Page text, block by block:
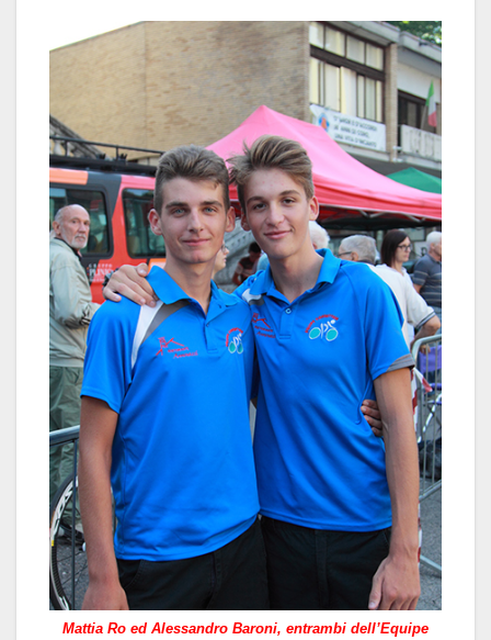
Mattia Ro ed Alessandro Baroni, entrambi dell’Equipe